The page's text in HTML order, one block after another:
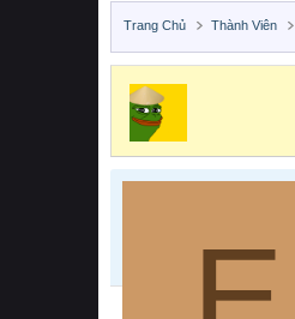
Trang Chủ Thành Viên